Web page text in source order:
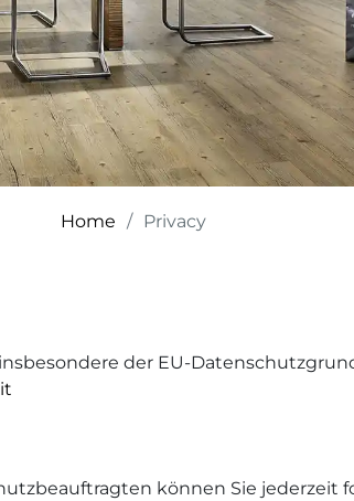
Home Privacy
der EU-
können Sie jederzeit